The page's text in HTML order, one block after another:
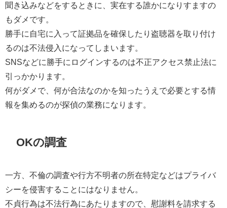
聞き込みなどをするときに、実在する誰かになりすますの
もダメです。
勝手に自宅に入って証拠品を確保したり盗聴器を取り付け
るのは不法侵入になってしまいます。
SNSなどに勝手にログインするのは不正アクセス禁止法に
引っかかります。
何がダメで、何が合法なのかを知ったうえで必要とする情
報を集めるのが探偵の業務になります。
OKの調査
一方、不倫の調査や行方不明者の所在特定などはプライバ
シーを侵害することにはなりません。
不貞行為は不法行為にあたりますので、慰謝料を請求する